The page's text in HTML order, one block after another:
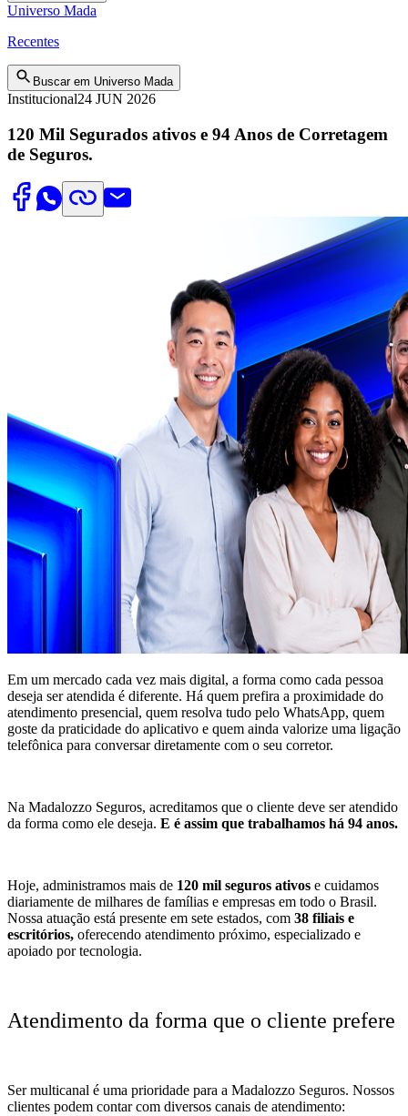
Universo Mada
Recentes
Buscar em Universo Mada
Institucional24 JUN 2026
120 Mil Segurados ativos e 94 Anos de Corretagem
de Seguros.
Em um mercado cada vez mais digital, a forma como cada pessoa
deseja ser atendida é diferente. Há quem prefira a proximidade do
atendimento presencial, quem resolva tudo pelo WhatsApp, quem
goste da praticidade do aplicativo e quem ainda valorize uma ligação
telefônica para conversar diretamente com o seu corretor.
Na Madalozzo Seguros, acreditamos que o cliente deve ser atendido
da forma como ele deseja. E é assim que trabalhamos há 94 anos.
Hoje, administramos mais de 120 mil seguros ativos e cuidamos
diariamente de milhares de famílias e empresas em todo o Brasil.
Nossa atuação está presente em sete estados, com 38 filiais e
escritórios, oferecendo atendimento próximo, especializado e
apoiado por tecnologia.
Atendimento da forma que o cliente prefere
Ser multicanal é uma prioridade para a Madalozzo Seguros. Nossos
clientes podem contar com diversos canais de atendimento: